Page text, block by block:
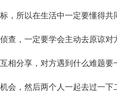
所以在生活中一定要懂得共
，一定要学会主动去原谅对
分享，对方遇到什么难题要
，然后两个人一起去过一下